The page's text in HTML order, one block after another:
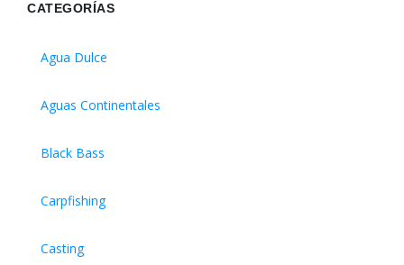
CATEGORÍAS
Agua Dulce
Aguas Continentales
Black Bass
Carpfishing
Casting